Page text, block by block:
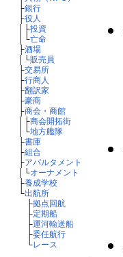
├銀行
├役人
│├投資
│└亡命
├酒場
│└販売員
├交易所
├行商人
├翻訳家
├豪商
├商会・商館
│├商会開拓街
│└地方艦隊
├書庫
├組合
├アパルタメント
│└オーナメント
├養成学校
└出航所
├拠点回航
├定期船
├運河輸送船
├委任航行
└レース